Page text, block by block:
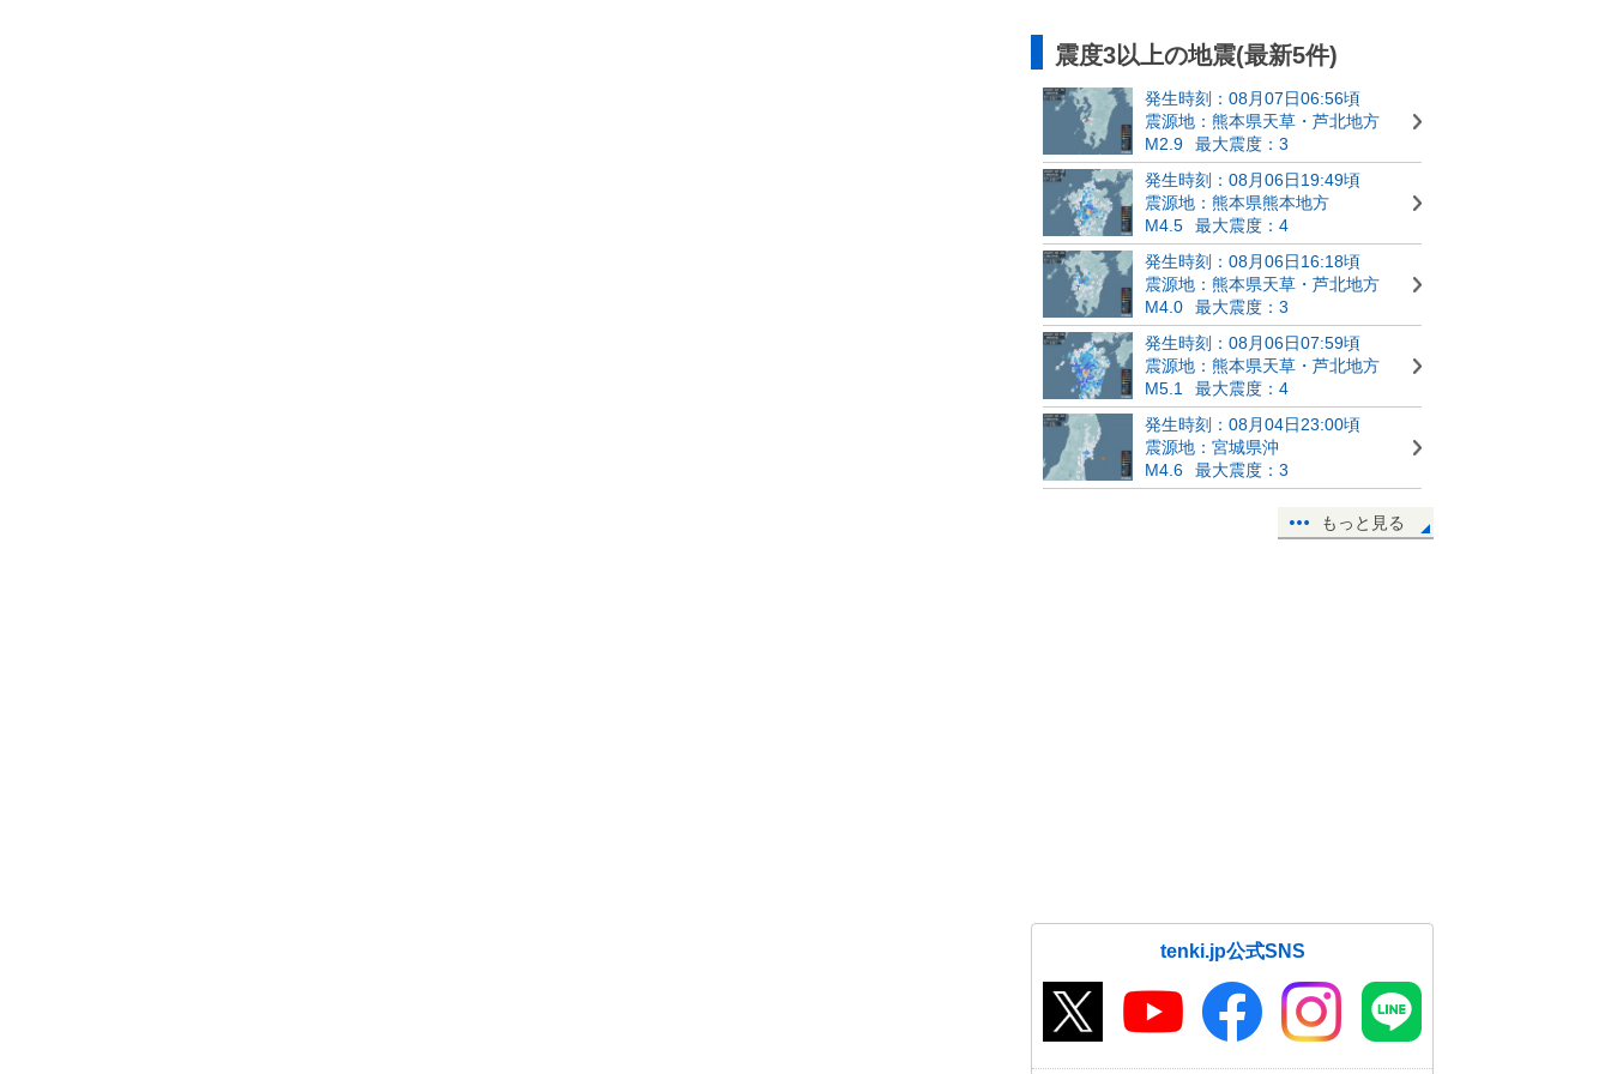
震度3以上の地震(最新5件)
発生時刻：08月07日06:56頃
震源地：熊本県天草・芦北地方
M2.9
最大震度：3
発生時刻：08月06日19:49頃
震源地：熊本県熊本地方
M4.5
最大震度：4
発生時刻：08月06日16:18頃
震源地：熊本県天草・芦北地方
M4.0
最大震度：3
発生時刻：08月06日07:59頃
震源地：熊本県天草・芦北地方
M5.1
最大震度：4
発生時刻：08月04日23:00頃
震源地：宮城県沖
M4.6
最大震度：3
もっと見る
tenki.jp公式SNS